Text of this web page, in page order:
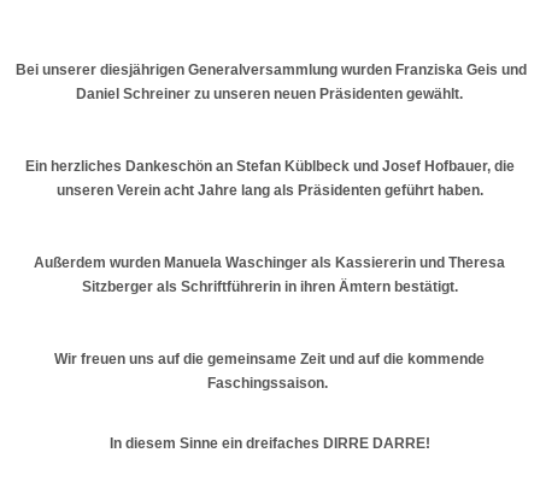
Bei unserer diesjährigen Generalversammlung wurden Franziska Geis und
Daniel Schreiner zu unseren neuen Präsidenten gewählt.
Ein herzliches Dankeschön an Stefan Küblbeck und Josef Hofbauer, die
unseren Verein acht Jahre lang als Präsidenten geführt haben.
Außerdem wurden Manuela Waschinger als Kassiererin und Theresa
Sitzberger als Schriftführerin in ihren Ämtern bestätigt.
Wir freuen uns auf die gemeinsame Zeit und auf die kommende
Faschingssaison.
In diesem Sinne ein dreifaches DIRRE DARRE!